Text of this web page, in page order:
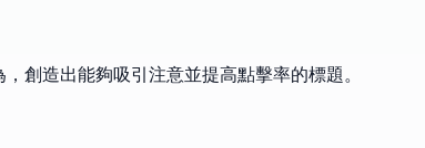
創造出能夠吸引注意並提高點擊率的標題。